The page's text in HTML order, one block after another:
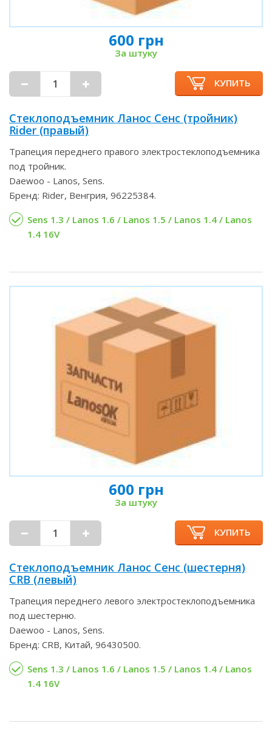
600 грн
За штуку
КУПИТЬ
Стеклоподъемник Ланос Сенс (тройник)
Rider (правый)
Трапеция переднего правого электростеклоподъемника
под тройник.
Daewoo - Lanos, Sens.
Бренд: Rider, Венгрия, 96225384.
Sens 1.3 / Lanos 1.6 / Lanos 1.5 / Lanos 1.4 / Lanos
1.4 16V
600 грн
За штуку
КУПИТЬ
Стеклоподъемник Ланос Сенс (шестерня)
CRB (левый)
Трапеция переднего левого электростеклоподъемника
под шестерню.
Daewoo - Lanos, Sens.
Бренд: CRB, Китай, 96430500.
Sens 1.3 / Lanos 1.6 / Lanos 1.5 / Lanos 1.4 / Lanos
1.4 16V